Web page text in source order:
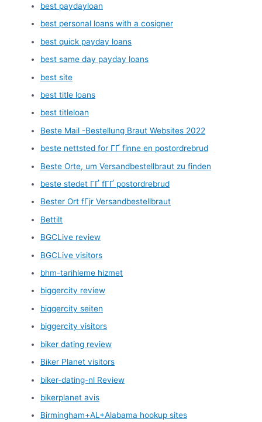
best paydayloan
best personal loans with a cosigner
best quick payday loans
best same day payday loans
best site
best title loans
best titleloan
Beste Mail -Bestellung Braut Websites 2022
beste nettsted for ГҐ finne en postordrebrud
Beste Orte, um Versandbestellbraut zu finden
beste stedet ГҐ fГҐ postordrebrud
Bester Ort fГјr Versandbestellbraut
Bettilt
BGCLive review
BGCLive visitors
bhm-tarihleme hizmet
biggercity review
biggercity seiten
biggercity visitors
biker dating review
Biker Planet visitors
biker-dating-nl Review
bikerplanet avis
Birmingham+AL+Alabama hookup sites